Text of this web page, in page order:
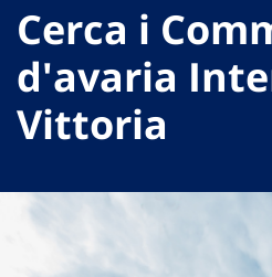
Cerca i
d'avaria
Vittoria